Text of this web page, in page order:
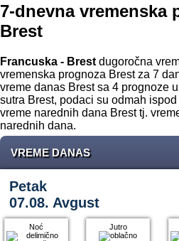
7-dnevna vremenska
Brest
Francuska - Brest dugoročna
vremenska prognoza Brest za 7
vreme danas Brest sa 4 prognoze
sutra Brest, podaci su odmah
vreme narednih dana Brest tj.
narednih dana.
VREME DANAS
Petak
07.08. Avgust
Noć Jutro